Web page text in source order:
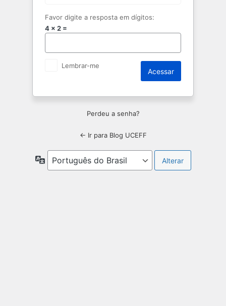
Favor digite a resposta em dígitos:
4 × 2 =
Lembrar-me
Perdeu a senha?
← Ir para Blog UCEFF
Idioma